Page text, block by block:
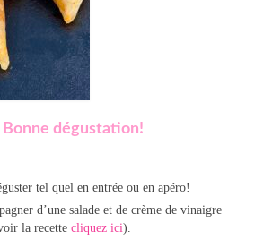
Bonne dégustation!
tel quel en entrée ou en apéro!
d’une salade et de crème de vinaigre
la recette cliquez ici).